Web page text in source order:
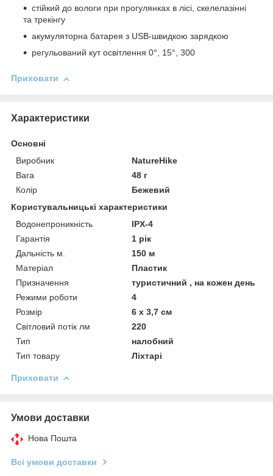
стійкий до вологи при прогулянках в лісі, скелелазінні
та трекінгу
акумуляторна батарея з USB-швидкою зарядкою
регульований кут освітлення 0°, 15°, 300
Приховати
Характеристики
Основні
Виробник
NatureHike
Вага
48 г
Колір
Бежевий
Користувальницькі характеристики
Водонепроникність
IPX-4
Гарантія
1 рік
Дальність м.
150 м
Матеріал
Пластик
Призначення
туристичний , на кожен день
Режими роботи
4
Розмір
6 х 3,7 см
Світловий потік лм
220
Тип
налобний
Тип товару
Ліхтарі
Приховати
Умови доставки
Нова Пошта
Всі умови доставки